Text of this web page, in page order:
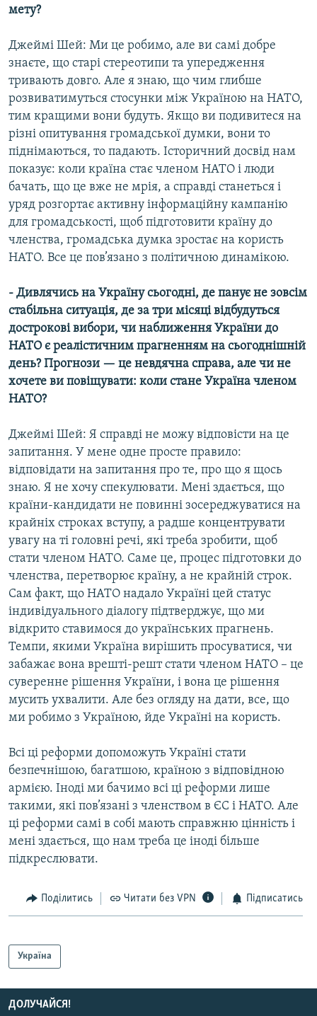
мету?
Джеймі Шей: Ми це робимо, але ви самі добре
знаєте, що старі стереотипи та упередження
тривають довго. Але я знаю, що чим глибше
розвиватимуться стосунки між Україною на НАТО,
тим кращими вони будуть. Якщо ви подивитеся на
різні опитування громадської думки, вони то
піднімаються, то падають. Історичний досвід нам
показує: коли країна стає членом НАТО і люди
бачать, що це вже не мрія, а справді станеться і
уряд розгортає активну інформаційну кампанію
для громадськості, щоб підготовити країну до
членства, громадська думка зростає на користь
НАТО. Все це пов’язано з політичною динамікою.
- Дивлячись на Україну сьогодні, де панує не зовсім
стабільна ситуація, де за три місяці відбудуться
дострокові вибори, чи наближення України до
НАТО є реалістичним прагненням на сьогоднішній
день? Прогнози — це невдячна справа, але чи не
хочете ви повіщувати: коли стане Україна членом
НАТО?
Джеймі Шей: Я справді не можу відповісти на це
запитання. У мене одне просте правило:
відповідати на запитання про те, про що я щось
знаю. Я не хочу спекулювати. Мені здається, що
країни-кандидати не повинні зосереджуватися на
крайніх строках вступу, а радше концентрувати
увагу на ті головні речі, які треба зробити, щоб
стати членом НАТО. Саме це, процес підготовки до
членства, перетворює країну, а не крайній строк.
Сам факт, що НАТО надало Україні цей статус
індивідуального діалогу підтверджує, що ми
відкрито ставимося до українських прагнень.
Темпи, якими Україна вирішить просуватися, чи
забажає вона врешті-решт стати членом НАТО – це
суверенне рішення України, і вона це рішення
мусить ухвалити. Але без огляду на дати, все, що
ми робимо з Україною, йде Україні на користь.
Всі ці реформи допоможуть Україні стати
безпечнішою, багатшою, країною з відповідною
армією. Іноді ми бачимо всі ці реформи лише
такими, які пов’язані з членством в ЄС і НАТО. Але
ці реформи самі в собі мають справжню цінність і
мені здається, що нам треба це іноді більше
підкреслювати.
Поділитись Читати без VPN Підписатись
Україна
ДОЛУЧАЙСЯ!